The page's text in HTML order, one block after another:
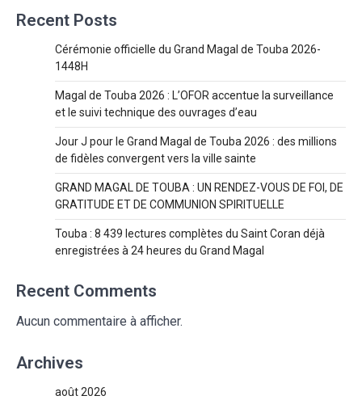
Recent Posts
Cérémonie officielle du Grand Magal de Touba 2026-
1448H
Magal de Touba 2026 : L’OFOR accentue la surveillance
et le suivi technique des ouvrages d’eau
Jour J pour le Grand Magal de Touba 2026 : des millions
de fidèles convergent vers la ville sainte
GRAND MAGAL DE TOUBA : UN RENDEZ-VOUS DE FOI, DE
GRATITUDE ET DE COMMUNION SPIRITUELLE
Touba : 8 439 lectures complètes du Saint Coran déjà
enregistrées à 24 heures du Grand Magal
Recent Comments
Aucun commentaire à afficher.
Archives
août 2026